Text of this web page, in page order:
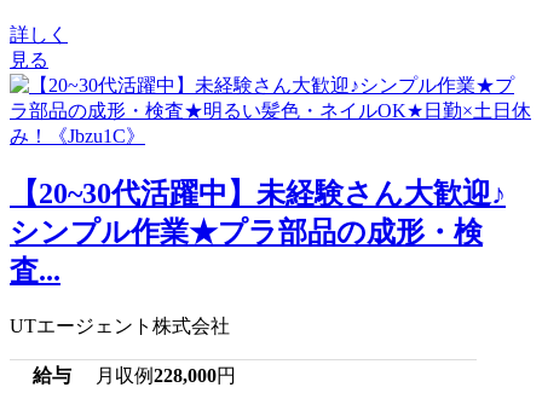
詳しく
見る
【20~30代活躍中】未経験さん大歓迎♪
シンプル作業★プラ部品の成形・検
査...
UTエージェント株式会社
給与 月収例228,000円